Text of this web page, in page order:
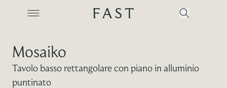
Mosaiko
Tavolo basso rettangolare con piano in alluminio
puntinato